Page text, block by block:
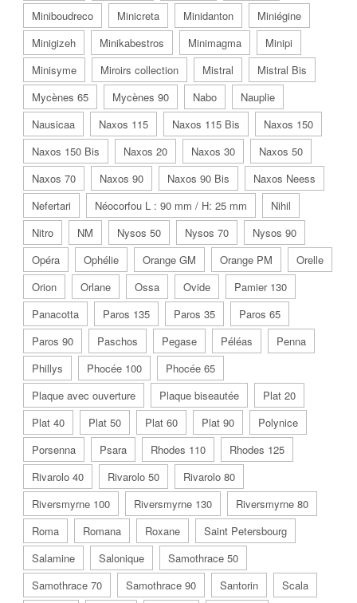
Miniboudreco
Minicreta Minidanton
Miniégine
Minigizeh
Minikabestros Minimagma
Minipi
Minisyme
Miroirs collection Mistral
Mistral Bis
Mycènes 65
Mycènes 90 Nabo
Nauplie
Nausicaa
Naxos 115 Naxos 115 Bis
Naxos 150
Naxos 150 Bis
Naxos 20 Naxos 30
Naxos 50
Naxos 70
Naxos 90 Naxos 90 Bis
Naxos Neess
Nefertari
Néocorfou L : 90 mm / H: 25 mm
Nihil
Nitro
NM Nysos 50 Nysos 70
Nysos 90
Opéra
Ophélie Orange GM Orange PM
Orelle
Orion
Orlane Ossa Ovide
Pamier 130
Panacotta
Paros 135 Paros 35
Paros 65
Paros 90
Paschos Pegase Péléas
Penna
Phillys
Phocée 100
Phocée 65
Plaque avec ouverture
Plaque biseautée
Plat 20
Plat 40
Plat 50 Plat 60 Plat 90
Polynice
Porsenna
Psara Rhodes 110
Rhodes 125
Rivarolo 40
Rivarolo 50
Rivarolo 80
Riversmyrne 100
Riversmyrne 130
Riversmyrne 80
Roma
Romana Roxane
Saint Petersbourg
Salamine
Salonique
Samothrace 50
Samothrace 70
Samothrace 90 Santorin
Scala